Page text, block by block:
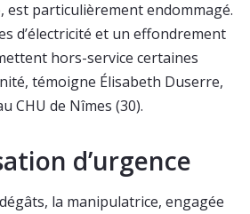
est particulièrement endommagé.
d’électricité et un effondrement
hors-service certaines
témoigne Élisabeth Duserre,
CHU de Nîmes (30).
d’urgence
la manipulatrice, engagée